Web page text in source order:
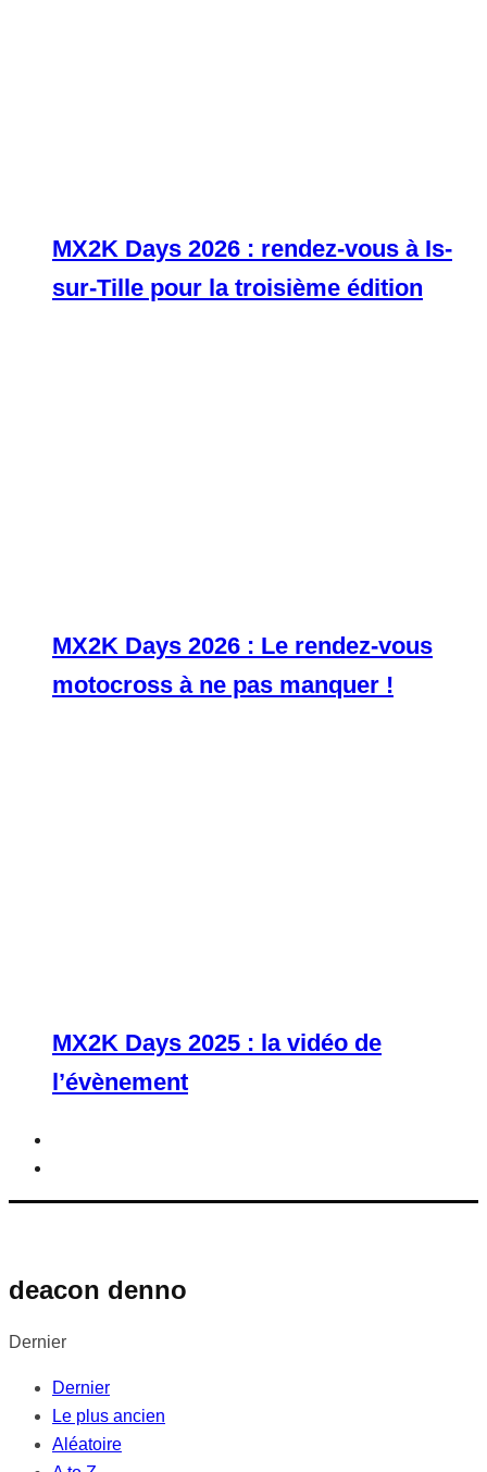
MX2K Days 2026 : rendez-vous à Is-
sur-Tille pour la troisième édition
MX2K Days 2026 : Le rendez-vous
motocross à ne pas manquer !
MX2K Days 2025 : la vidéo de
l’évènement
deacon denno
Dernier
Dernier
Le plus ancien
Aléatoire